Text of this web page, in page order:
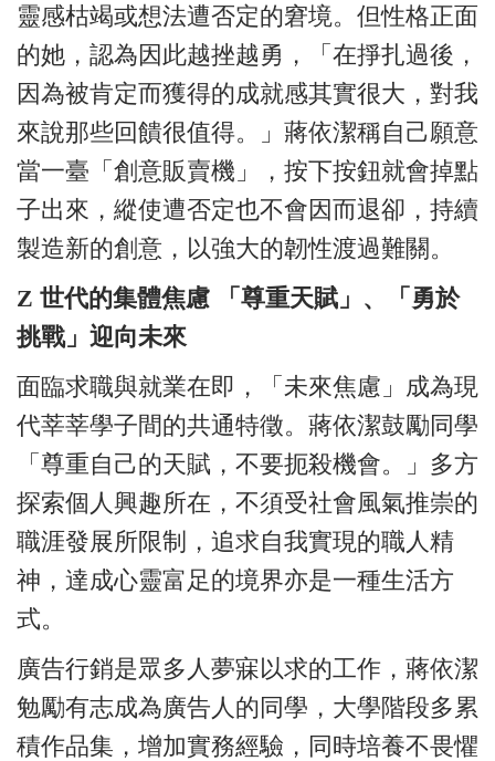
靈感枯竭或想法遭否定的窘境。但性格正面
的她，認為因此越挫越勇，「在掙扎過後，
因為被肯定而獲得的成就感其實很大，對我
來說那些回饋很值得。」蔣依潔稱自己願意
當一臺「創意販賣機」，按下按鈕就會掉點
子出來，縱使遭否定也不會因而退卻，持續
製造新的創意，以強大的韌性渡過難關。
Z 世代的集體焦慮 「尊重天賦」、「勇於
挑戰」迎向未來
面臨求職與就業在即，「未來焦慮」成為現
代莘莘學子間的共通特徵。蔣依潔鼓勵同學
「尊重自己的天賦，不要扼殺機會。」多方
探索個人興趣所在，不須受社會風氣推崇的
職涯發展所限制，追求自我實現的職人精
神，達成心靈富足的境界亦是一種生活方
式。
廣告行銷是眾多人夢寐以求的工作，蔣依潔
勉勵有志成為廣告人的同學，大學階段多累
積作品集，增加實務經驗，同時培養不畏懼